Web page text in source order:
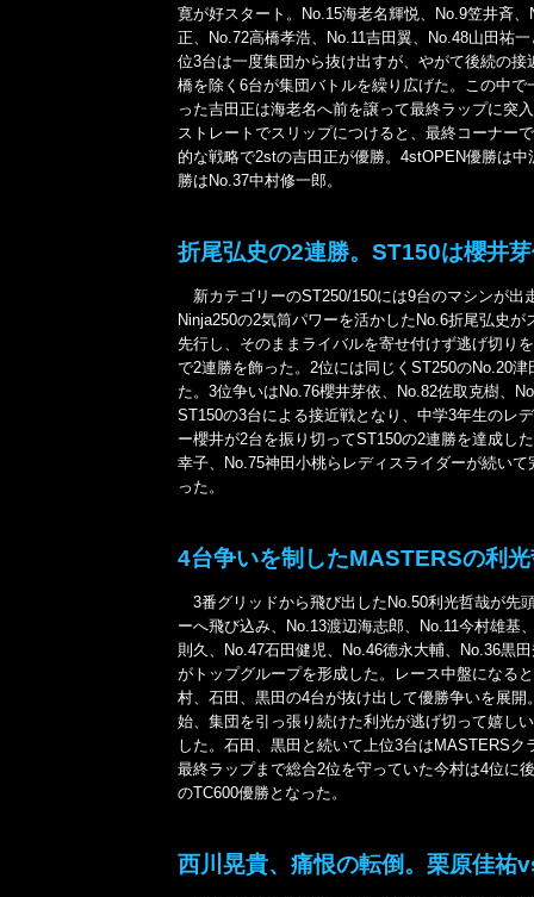
寛が好スタート。No.15海老名輝悦、No.9笠井斉、
正、No.72高橋孝浩、No.11吉田翼、No.48山田祐
位3台は一度集団から抜け出すが、やがて後続の接
橋を除く6台が集団バトルを繰り広げた。この中で
った吉田正は海老名へ前を譲って最終ラップに突
ストレートでスリップにつけると、最終コーナー
的な戦略で2stの吉田正が優勝。4stOPEN優勝は中
勝はNo.37中村修一郎。
折尾弘史の2連勝。ST150は櫻井
新カテゴリーのST250/150には9台のマシンが出
Ninja250の2気筒パワーを活かしたNo.6折尾弘史が
先行し、そのままライバルを寄せ付けず逃げ切り
で2連勝を飾った。2位には同じくST250のNo.20津
た。3位争いはNo.76櫻井芽依、No.82佐取克樹、
ST150の3台による接近戦となり、中学3年生のレ
ー櫻井が2台を振り切ってST150の2連勝を達成し
幸子、No.75神田小桃らレディスライダーが続いて
った。
4台争いを制したMASTERSの利
3番グリッドから飛び出したNo.50利光哲哉が先
ーへ飛び込み、No.13渡辺海志郎、No.11今村雄基
則久、No.47石田健児、No.46徳永大輔、No.36黒
がトップグループを形成した。レース中盤になる
村、石田、黒田の4台が抜け出して優勝争いを展開
始、集団を引っ張り続けた利光が逃げ切って嬉し
した。石田、黒田と続いて上位3台はMASTERSク
最終ラップまで総合2位を守っていた今村は4位に
のTC600優勝となった。
西川晃貴、痛恨の転倒。栗原佳祐